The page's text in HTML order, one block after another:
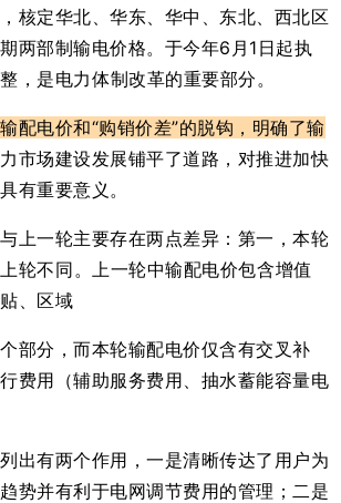
核定华北、华东、华中、东北、西北区
两部制输电价格。于今年6月1日起执
，是电力体制改革的重要部分。
配电价和“购销价差”的脱钩，明确了输
力市场建设发展铺平了道路，对推进加快
有重要意义。
上一轮主要存在两点差异： 第一，本轮
轮不同。上一轮中输配电价包含增值
、区域
部分，而本轮输配电价仅含有交叉补
费用（辅助服务费用、抽水蓄能容量电
出有两个作用，一是清晰传达了用户为
势并有利于电网调节费用的管理；二是